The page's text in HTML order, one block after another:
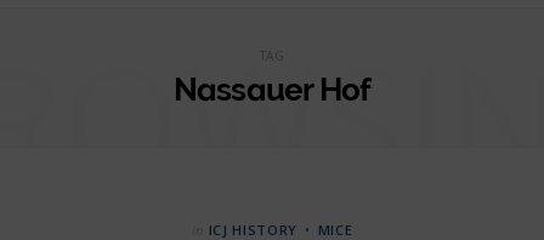
TAG
Nassauer Hof
ICJ HISTORY MICE